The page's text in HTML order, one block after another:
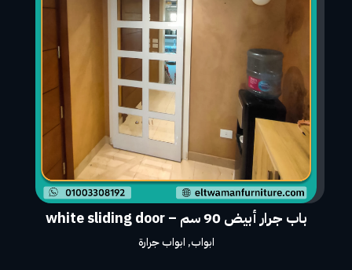
باب جرار أبيض 90 سم – white sliding door
ابواب, ابواب جرارة